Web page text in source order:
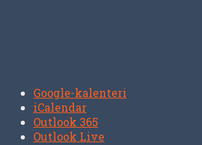
Google-kalenteri
iCalendar
Outlook 365
Outlook Live